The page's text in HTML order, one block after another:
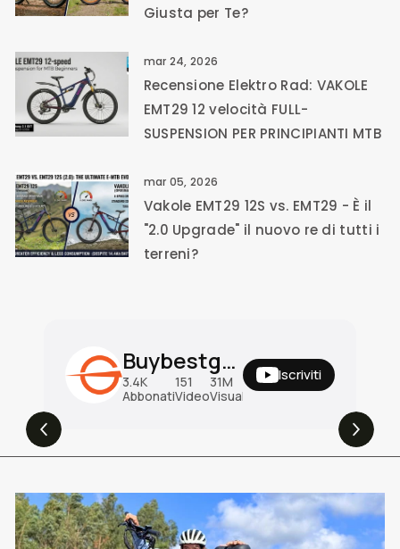
Giusta per Te?
mar 24, 2026
Recensione Elektro Rad: VAKOLE
EMT29 12 velocità FULL-
SUSPENSION PER PRINCIPIANTI MTB
mar 05, 2026
Vakole EMT29 12S vs. EMT29 - È il
"2.0 Upgrade" il nuovo re di tutti i
terreni?
Buybestgear Official
3.4K
Abbonati
151
Video
31M
Visualizzazioni
Iscriviti